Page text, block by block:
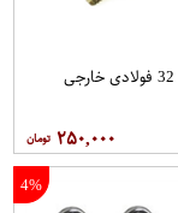
۲۵۰,۰۰۰
4%